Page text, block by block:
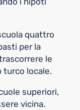
quattro
per la
le
turco locale.
superiori,
vicina.